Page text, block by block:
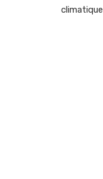
climatique